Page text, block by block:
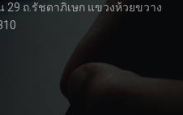
29 ถ.รัชดาภิเษก แขวงห้วยขวาง